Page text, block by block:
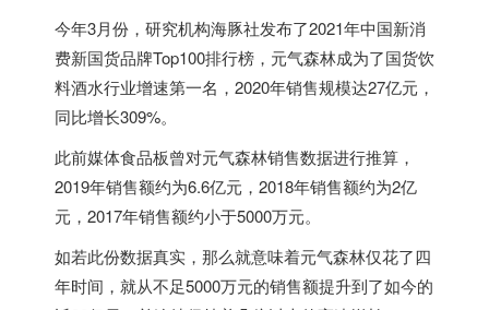
今年3月份，研究机构海豚社发布了2021年中国新消
费新国货品牌Top100排行榜，元气森林成为了国货饮
料酒水行业增速第一名，2020年销售规模达27亿元，
同比增长309%。
此前媒体食品板曾对元气森林销售数据进行推算，
2019年销售额约为6.6亿元，2018年销售额约为2亿
元，2017年销售额约小于5000万元。
如若此份数据真实，那么就意味着元气森林仅花了四
年时间，就从不足5000万元的销售额提升到了如今的